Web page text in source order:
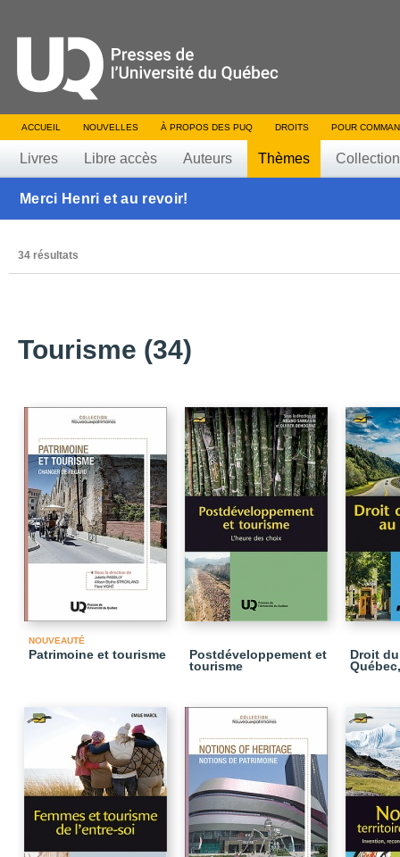
ACCUEIL NOUVELLES À PROPOS DES PUQ DROITS POUR
Livres Libre accès Auteurs Thèmes
Merci Henri et au revoir!
34 résultats
Tourisme (34)
NOUVEAUTÉ
Patrimoine et tourisme
Postdéveloppement et
tourisme
Droit